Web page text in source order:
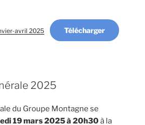
avril 2025 Télécharger
2025
du Groupe Montagne se
19 mars 2025 à 20h30à la